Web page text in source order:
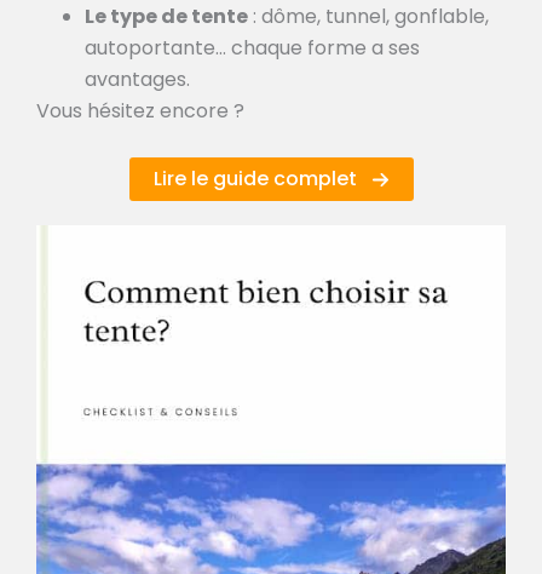
Le type de tente : dôme, tunnel, gonflable,
autoportante… chaque forme a ses
avantages.
Vous hésitez encore ?
Lire le guide complet